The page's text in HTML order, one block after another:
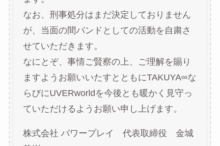
なお、刑事処分はまだ決定しておりません
が、当面の間バンドとしての活動を自粛さ
せていただきます。
なにとぞ、事情ご賢察の上、ご理解を賜り
ますようお願いいたすとともにTAKUYA∞な
らびにUVERworldを今後とも暖かく見守っ
ていただけるようお願い申し上げます。
株式会社 パワープレイ 代表取締役 金城